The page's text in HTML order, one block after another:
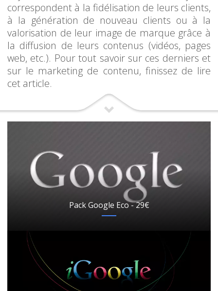
correspondent à la fidélisation de leurs clients,
à la génération de nouveau clients ou à la
valorisation de leur image de marque grâce à
la diffusion de leurs contenus (vidéos, pages
web, etc.). Pour tout savoir sur ces derniers et
sur le marketing de contenu, finissez de lire
cet article.
Pack Google Eco - 29€